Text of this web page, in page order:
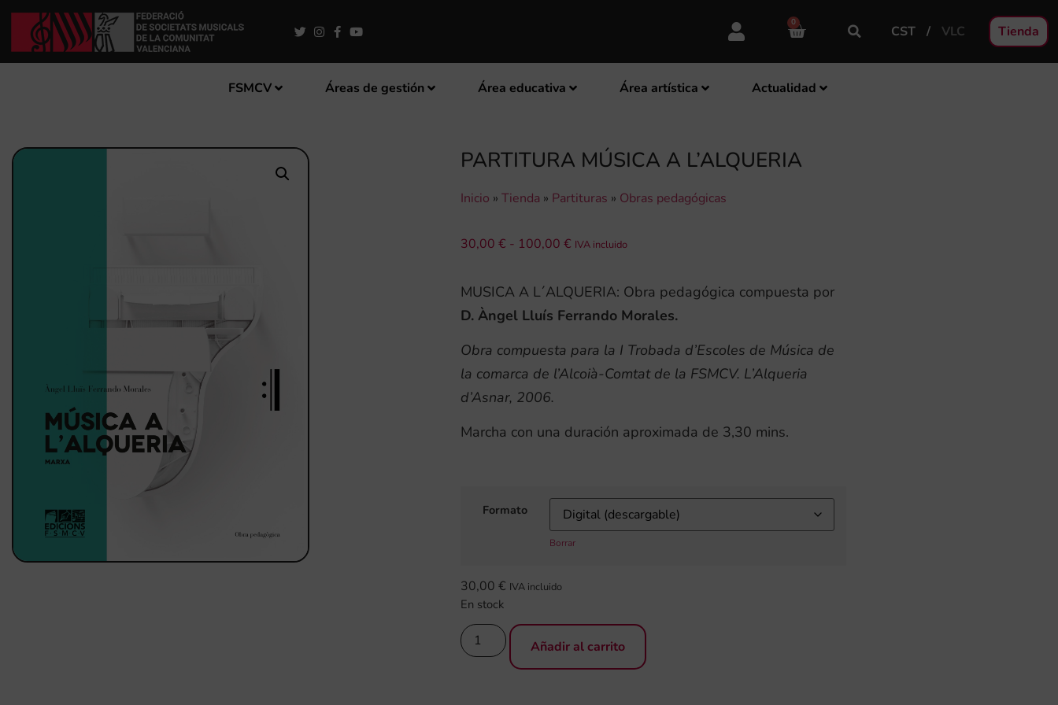
0
CST VLC Tienda
FSMCV Áreas de gestión Área educativa Área artística Actualidad
PARTITURA MÚSICA A L’ALQUERIA
Inicio » Tienda » Partituras » Obras pedagógicas
30,00 € - 100,00 € IVA incluido
MUSICA A L´ALQUERIA: Obra pedagógica compuesta por
D. Àngel Lluís Ferrando Morales.
Obra compuesta para la I Trobada d’Escoles de Música de
la comarca de l’Alcoià-Comtat de la FSMCV. L’Alqueria
d’Asnar, 2006.
Marcha con una duración aproximada de 3,30 mins.
Formato
Borrar
30,00 € IVA incluido
En stock
Añadir al carrito